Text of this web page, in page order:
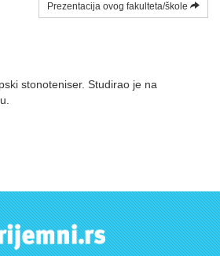
Prezentacija ovog fakulteta/škole
stonoteniser. Studirao je na